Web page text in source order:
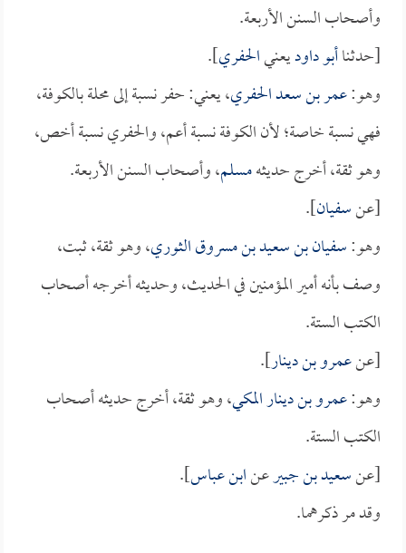
وأصحاب السنن الأربعة.
[حدثناأبو داوديعنيالحفري].
وهو:عمر بن سعد الحفري، يعني: حفر نسبة إلى محلة بالكوفة،
فهي نسبة خاصة؛ لأن الكوفة نسبة أعم، والحفري نسبة أخص،
وهو ثقة، أخرج حديثهمسلم، وأصحاب السنن الأربعة.
[عنسفيان].
وهو:سفيان بن سعيد بن مسروق الثوري، وهو ثقة، ثبت،
وصف بأنه أمير المؤمنين في الحديث، وحديثه أخرجه أصحاب
الكتب الستة.
[عنعمرو بن دينار].
وهو:عمرو بن دينار المكي، وهو ثقة، أخرج حديثه أصحاب
الكتب الستة.
[عنسعيد بن جبيرعنابن عباس].
وقد مر ذكرهما.